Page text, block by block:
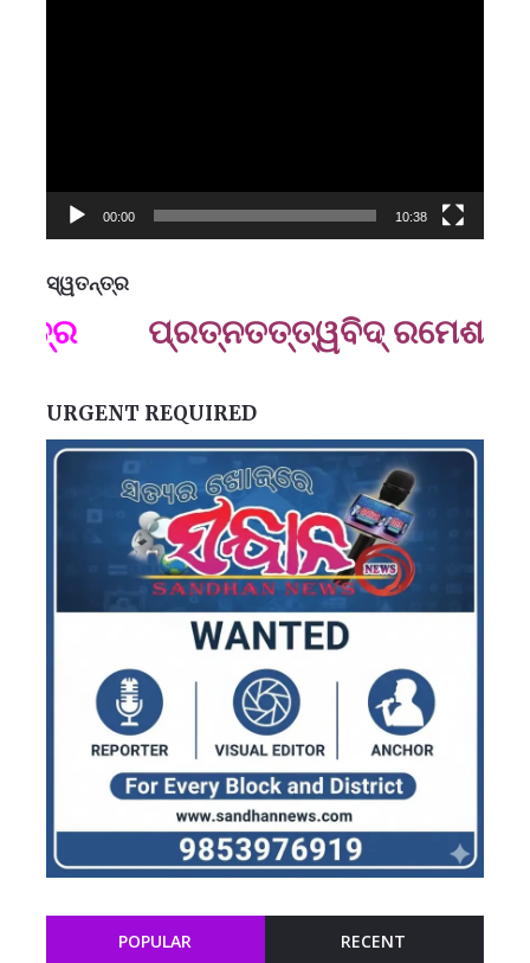
00:00 10:38
ସ୍ୱତନ୍ତ୍ର
ପ୍ରତ୍ନତ‌ତ୍ତ୍ୱବିଦ୍ ରମେଶ
URGENT REQUIRED
POPULAR RECENT